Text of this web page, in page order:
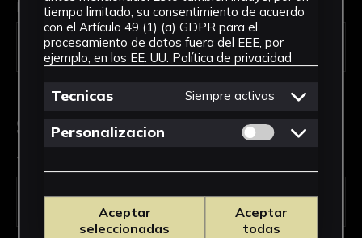
País *
Solicitud de Servicio
Tipo de solicitud *
tiempo limitado, su consentimiento de acuerdo
con el Artículo 49 (1) (a) GDPR para el
procesamiento de datos fuera del EEE, por
ejemplo, en los EE. UU. Política de privacidad
Tecnicas Siempre activas
Personalizacion Permitir cookies
Aceptar
seleccionadas
Aceptar
todas